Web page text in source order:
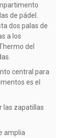
de pádel.
dos palas de
a los
del
central para
es el
las zapatillas
amplia